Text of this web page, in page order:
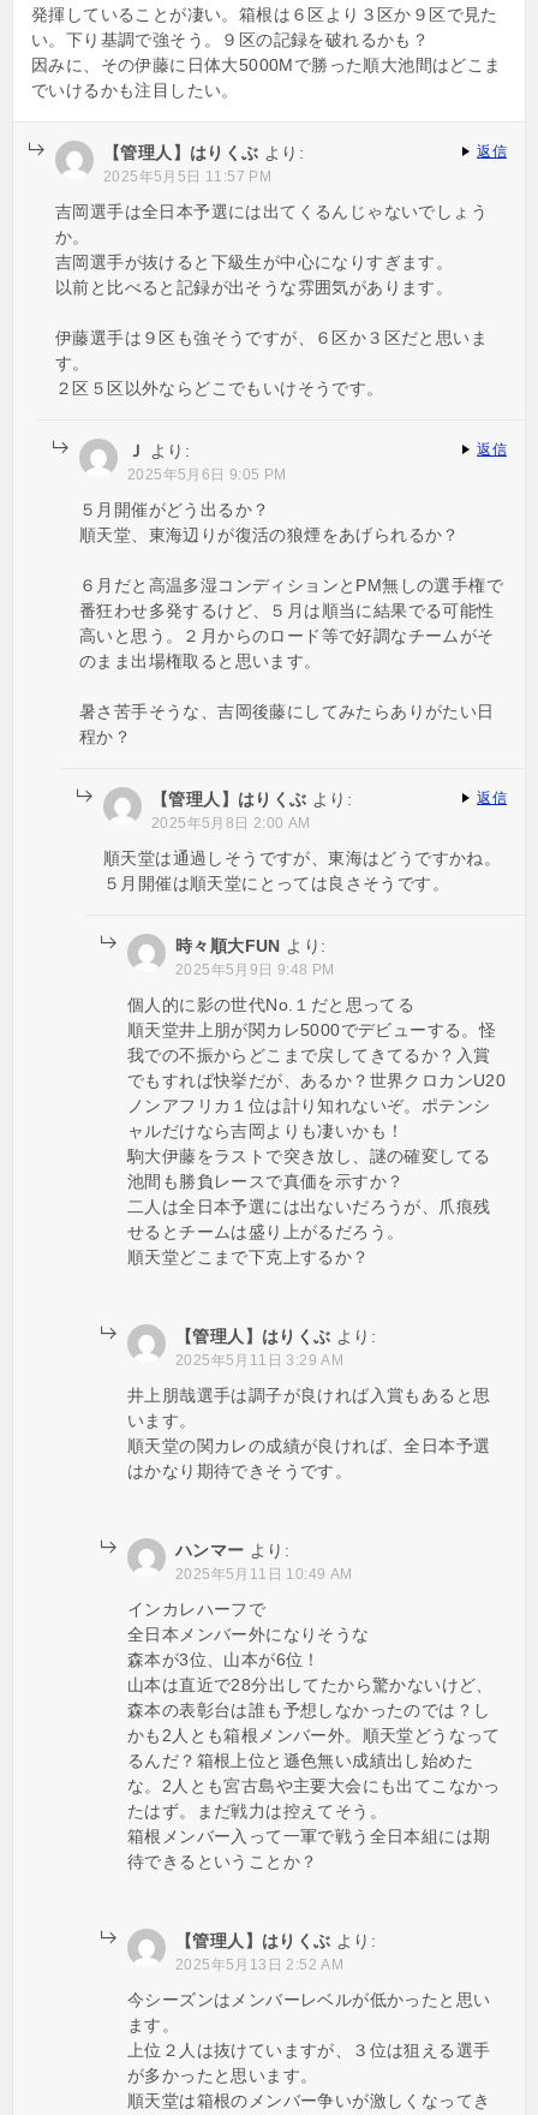
発揮していることが凄い。箱根は６区より３区か９区で見た
い。下り基調で強そう。９区の記録を破れるかも？
因みに、その伊藤に日体大5000Mで勝った順大池間はどこま
でいけるかも注目したい。
【管理人】はりくぶ より:
2025年5月5日 11:57 PM
吉岡選手は全日本予選には出てくるんじゃないでしょう
か。
吉岡選手が抜けると下級生が中心になりすぎます。
以前と比べると記録が出そうな雰囲気があります。
伊藤選手は９区も強そうですが、６区か３区だと思いま
す。
２区５区以外ならどこでもいけそうです。
返信
Ｊ より:
2025年5月6日 9:05 PM
５月開催がどう出るか？
順天堂、東海辺りが復活の狼煙をあげられるか？
６月だと高温多湿コンディションとPM無しの選手権で
番狂わせ多発するけど、５月は順当に結果でる可能性
高いと思う。２月からのロード等で好調なチームがそ
のまま出場権取ると思います。
暑さ苦手そうな、吉岡後藤にしてみたらありがたい日
程か？
返信
【管理人】はりくぶ より:
2025年5月8日 2:00 AM
順天堂は通過しそうですが、東海はどうですかね。
５月開催は順天堂にとっては良さそうです。
返信
時々順大FUN より:
2025年5月9日 9:48 PM
個人的に影の世代No.１だと思ってる
順天堂井上朋が関カレ5000でデビューする。怪
我での不振からどこまで戻してきてるか？入賞
でもすれば快挙だが、あるか？世界クロカンU20
ノンアフリカ１位は計り知れないぞ。ポテンシ
ャルだけなら吉岡よりも凄いかも！
駒大伊藤をラストで突き放し、謎の確変してる
池間も勝負レースで真価を示すか？
二人は全日本予選には出ないだろうが、爪痕残
せるとチームは盛り上がるだろう。
順天堂どこまで下克上するか？
【管理人】はりくぶ より:
2025年5月11日 3:29 AM
井上朋哉選手は調子が良ければ入賞もあると思
います。
順天堂の関カレの成績が良ければ、全日本予選
はかなり期待できそうです。
ハンマー より:
2025年5月11日 10:49 AM
インカレハーフで
全日本メンバー外になりそうな
森本が3位、山本が6位！
山本は直近で28分出してたから驚かないけど、
森本の表彰台は誰も予想しなかったのでは？し
かも2人とも箱根メンバー外。順天堂どうなって
るんだ？箱根上位と遜色無い成績出し始めた
な。2人とも宮古島や主要大会にも出てこなかっ
たはず。まだ戦力は控えてそう。
箱根メンバー入って一軍で戦う全日本組には期
待できるということか？
【管理人】はりくぶ より:
2025年5月13日 2:52 AM
今シーズンはメンバーレベルが低かったと思い
ます。
上位２人は抜けていますが、３位は狙える選手
が多かったと思います。
順天堂は箱根のメンバー争いが激しくなってき